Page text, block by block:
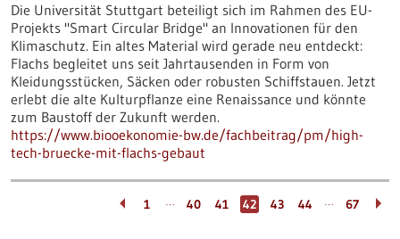
Die Universität Stuttgart beteiligt sich im Rahmen des EU-
Projekts "Smart Circular Bridge" an Innovationen für den
Klimaschutz. Ein altes Material wird gerade neu entdeckt:
Flachs begleitet uns seit Jahrtausenden in Form von
Kleidungsstücken, Säcken oder robusten Schiffstauen. Jetzt
erlebt die alte Kulturpflanze eine Renaissance und könnte
zum Baustoff der Zukunft werden.
https://www.biooekonomie-bw.de/fachbeitrag/pm/high-
tech-bruecke-mit-flachs-gebaut
1 … 40 41 42 43 44 … 67